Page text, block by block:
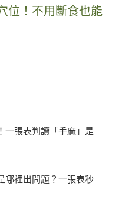
位！不用斷食也能
一張表判讀「手麻」是
哪裡出問題？一張表秒